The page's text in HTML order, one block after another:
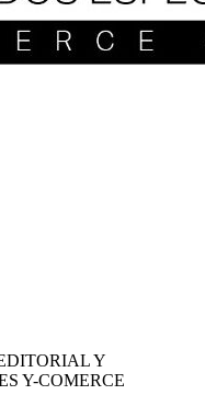
Y
Y-COMERCE